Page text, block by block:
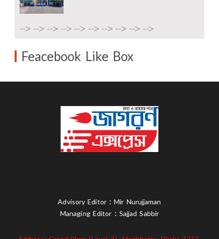
--> --> --> --> --> --> --> --> --> -->
Feacebook Like Box
Advisory Editor : Mir Nurujjaman
Managing Editor : Sajjad Sabbir